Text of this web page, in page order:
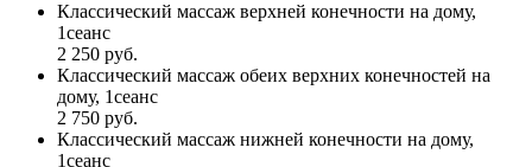
Классический массаж верхней конечности на дому,
1сеанс
2 250 руб.
Классический массаж обеих верхних конечностей на
дому, 1сеанс
2 750 руб.
Классический массаж нижней конечности на дому,
1сеанс